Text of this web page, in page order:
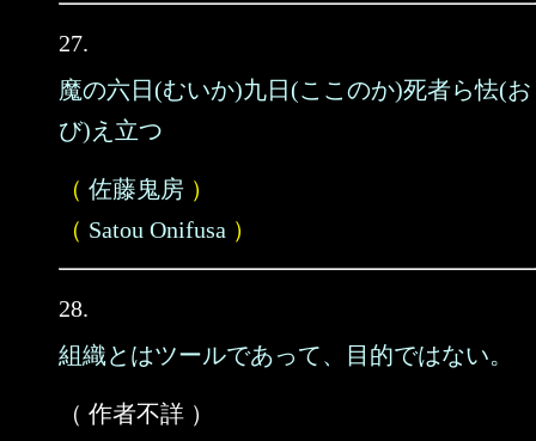
27.
魔の六日(むいか)九日(ここのか)死者ら怯(お
び)え立つ
（ 佐藤鬼房 ）
（ Satou Onifusa ）
28.
組織とはツールであって、目的ではない。
（ 作者不詳 ）